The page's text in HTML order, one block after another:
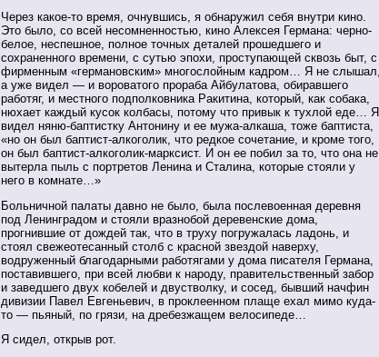
Через какое-то время, очнувшись, я обнаружил себя внутри кино.
Это было, со всей несомненностью, кино Алексея Германа: черно-
белое, неспешное, полное точных деталей прошедшего и
сохраненного времени, с сутью эпохи, проступающей сквозь быт, с
фирменным «германовским» многослойным кадром… Я не слышал,
а уже видел — и вороватого прораба Айбулатова, обиравшего
работяг, и местного подполковника Ракитина, который, как собака,
нюхает каждый кусок колбасы, потому что привык к тухлой еде… Я
видел няню-баптистку Антонину и ее мужа-алкаша, тоже баптиста,
«но он был баптист-алкоголик, что редкое сочетание, и кроме того,
он был баптист-алкоголик-марксист. И он ее побил за то, что она не
вытерла пыль с портретов Ленина и Сталина, которые стояли у
него в комнате…»
Больничной палаты давно не было, была послевоенная деревня
под Ленинградом и стояли вразнобой деревенские дома,
прогнившие от дождей так, что в труху погружалась ладонь, и
стоял свежеотесанный столб с красной звездой наверху,
водруженный благодарными работягами у дома писателя Германа,
поставившего, при всей любви к народу, правительственный забор
и заведшего двух кобелей и двустволку, и сосед, бывший начфин
дивизии Павел Евгеньевич, в проклеенном плаще ехал мимо куда-
то — пьяный, по грязи, на дребезжащем велосипеде…
Я сидел, открыв рот.